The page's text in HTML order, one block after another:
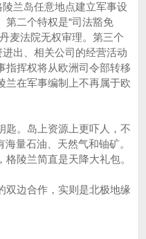
兰岛任意地点建立军事设
第二个特权是“司法豁免
麦法院无权审理。第三个
出、相关公司的经营活动
指挥权将从欧洲司令部转移
兰在军事编制上不再属于欧
匙。岛上资源上更吓人，不
量石油、天然气和铀矿。
陵兰简直是天降大礼包。
双边合作，实则是北极地缘